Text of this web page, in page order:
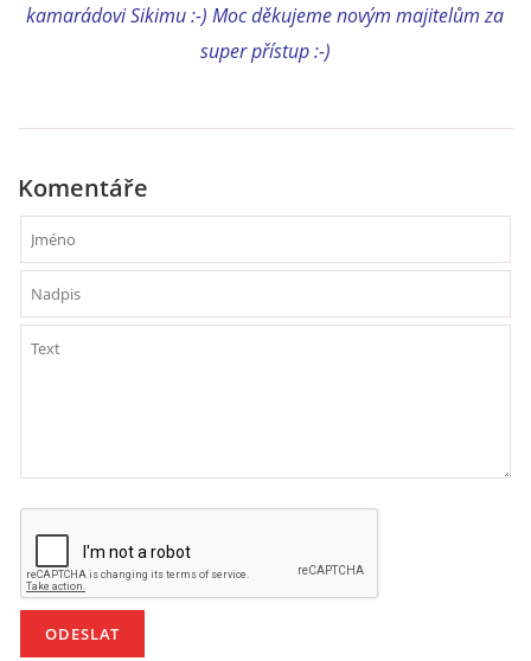
NAPSALI O NÁS
HISTORIE - 2010 - 2020
Fretky Boleslav, z.s.
294 25 Katusice
602 692 130
kamarádovi Sikimu :-) Moc děkujeme novým majitelům za
super přístup :-)
Komentáře